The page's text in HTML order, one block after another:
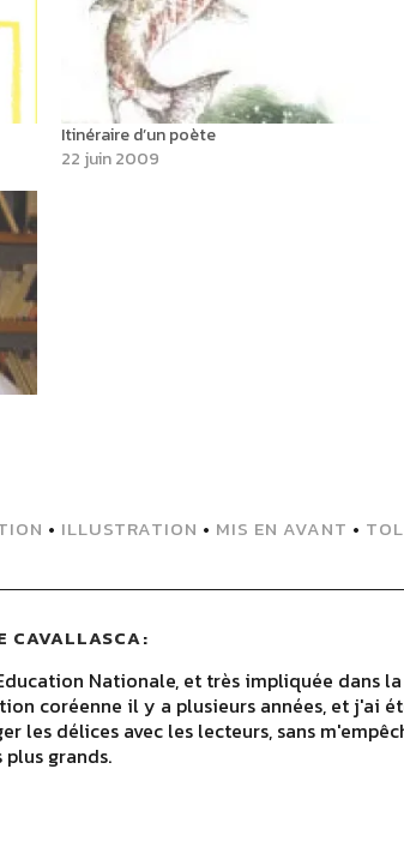
Itinéraire d’un poète
22 juin 2009
• ILLUSTRATION • MIS EN AVANT •
CAVALLASCA
Nationale, et très impliquée dans
coréenne il y a plusieurs années, et j'ai
les délices avec les lecteurs, sans
grands.